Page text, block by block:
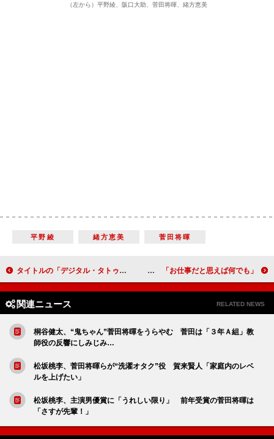
（左から）平野綾、阪口大助、菅田将暉、緒方恵美
平野綾 緒方恵美 菅田将暉
タイトルの「デジタル・タトゥー」に対照的な突っ込み 高橋克実「われわれ世代が考える名前」、瀬戸康史「かっこいいな」 デヴィ夫人、ネズミの“ジェリー夫人”に変身 「お仕事だと思えば何でも」
関連ニュース RELATED NEWS
桐谷健太、“鬼ちゃん”菅田将暉をうらやむ 菅田は「３年Ａ組」教
師役の反響にしみじみ…
松坂桃李、菅田将暉らが“洗濯オタク”役 賀来賢人「家庭内のレベ
ルを上げたい」
松坂桃李、主演男優賞に「うれしい限り」 前年受賞の菅田将暉は
「さすが先輩！」